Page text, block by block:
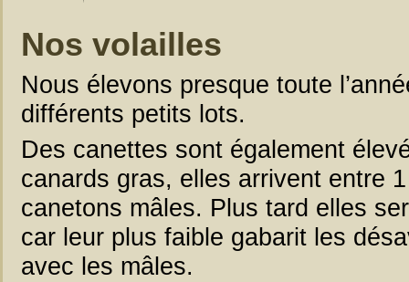
Nos volailles
Nous élevons presque toute
différents petits lots.
Des canettes sont également
canards gras, elles arrivent entre
canetons mâles. Plus tard elles
car leur plus faible gabarit les
avec les mâles.